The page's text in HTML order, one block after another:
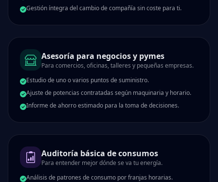
Gestión íntegra del cambio de compañía sin coste para ti.
Asesoría para negocios y pymes
Para comercios, oficinas, talleres y pequeñas empresas.
Estudio de uno o varios puntos de suministro.
Ajuste de potencias contratadas según maquinaria y horario.
Informe de ahorro estimado para la toma de decisiones.
Auditoría básica de consumos
Para entender mejor dónde se va tu energía.
Análisis de patrones de consumo por franjas horarias.